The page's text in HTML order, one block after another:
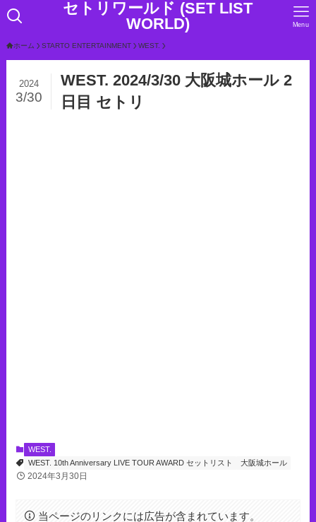
セトリワールド (SET LIST
WORLD)
Menu
ホーム STARTO ENTERTAINMENT WEST.
WEST. 2024/3/30 大阪城ホール 2
日目 セトリ
2024
3/30
WEST.
WEST. 10th Anniversary LIVE TOUR AWARD セットリスト
大阪城ホール
2024年3月30日
当ページのリンクには広告が含まれています。